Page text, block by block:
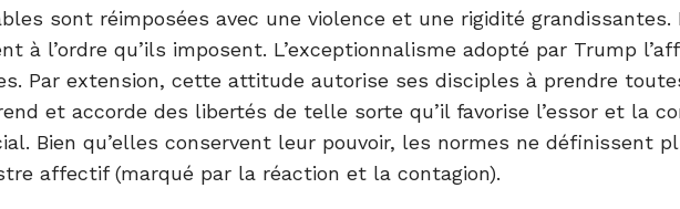
sont réimposées avec une violence et une rigidité
à l’ordre qu’ils imposent. L’exceptionnalisme adopté par Trump
Par extension, cette attitude autorise ses disciples à prendre
et accorde des libertés de telle sorte qu’il favorise l’essor et la
Bien qu’elles conservent leur pouvoir, les normes ne définissent
affectif (marqué par la réaction et la contagion).